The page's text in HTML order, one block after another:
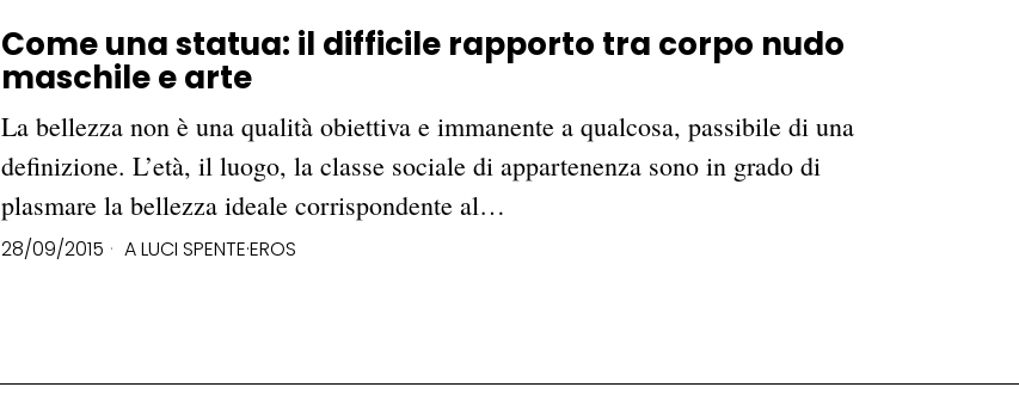
Come una statua: il difficile rapporto tra corpo nudo
maschile e arte
La bellezza non è una qualità obiettiva e immanente a qualcosa, passibile di una
definizione. L’età, il luogo, la classe sociale di appartenenza sono in grado di
plasmare la bellezza ideale corrispondente al…
28/09/2015 A LUCI SPENTE·EROS